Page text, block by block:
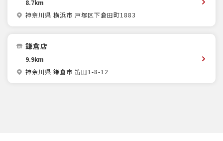
8.7km
神奈川県 横浜市 戸塚区下倉田町1883
鎌倉店
9.9km
神奈川県 鎌倉市 笛田1-8-12